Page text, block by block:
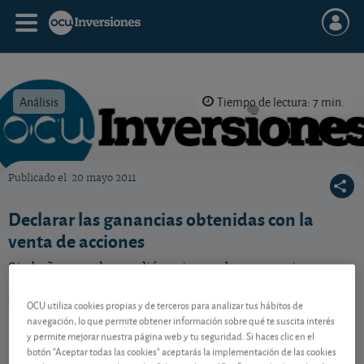
Análisis Tiempo de lectura: 7 min.
Publicado el 20 mayo 2011
Declarar las ganancias obtenidas con la
venta de acciones
Si el año pasado vendió acciones, las ganancias – o
declararlas ahora en su IRPF. Le explicamos cómo
hacerlo.
OCU utiliza cookies propias y de terceros para analizar tus hábitos de
navegación, lo que permite obtener información sobre qué te suscita interés
y permite mejorar nuestra página web y tu seguridad. Si haces clic en el
botón "Aceptar todas las cookies" aceptarás la implementación de las cookies